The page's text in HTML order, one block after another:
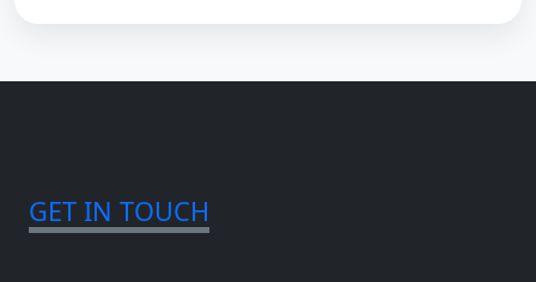
GET IN TOUCH